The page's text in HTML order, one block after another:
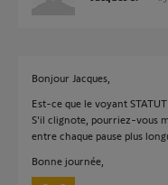
Bonjour Jacques,
Est-ce que le voyant
S'il clignote, pourriez-vous
entre chaque pause plus
Bonne journée,